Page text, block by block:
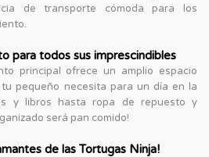
de transporte cómoda para los
para todos sus imprescindibles
principal ofrece un amplio espacio
pequeño necesita para un día en la
y libros hasta ropa de repuesto y
será pan comido!
de las Tortugas Ninja!